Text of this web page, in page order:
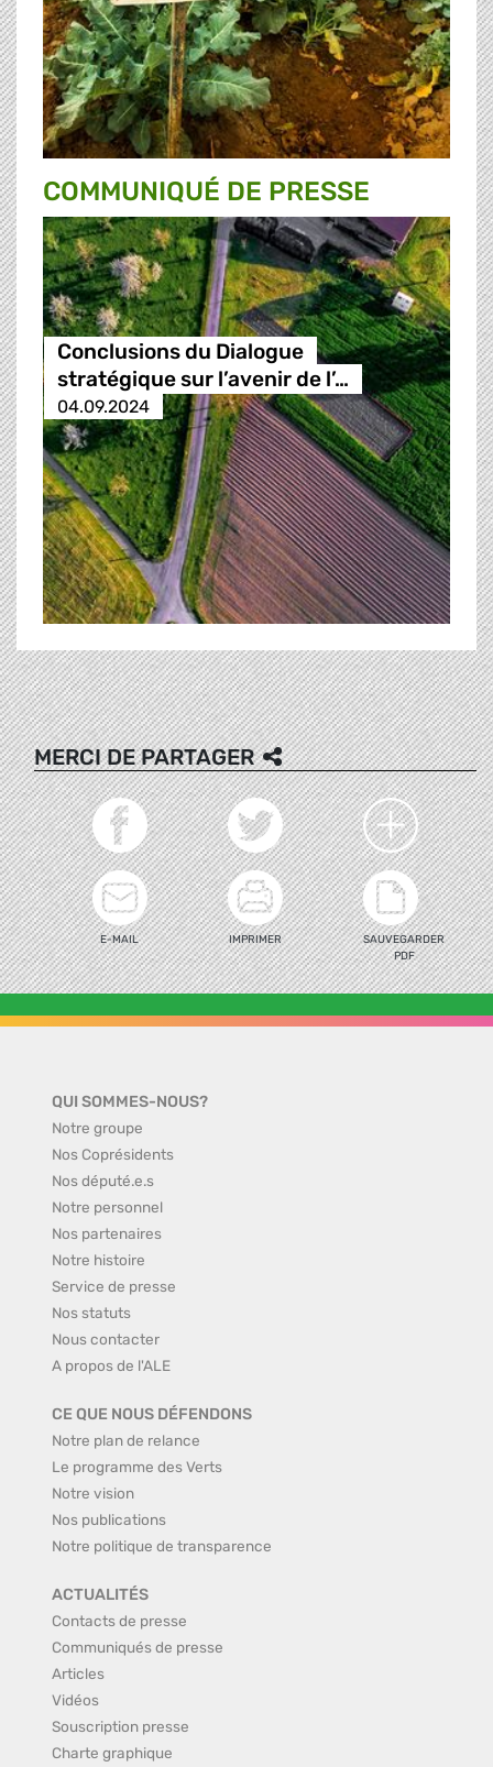
COMMUNIQUÉ DE PRESSE
Conclusions du Dialogue
stratégique sur l’avenir de l’…
04.09.2024
MERCI DE PARTAGER
E-MAIL IMPRIMER
SAUVEGARDER
PDF
QUI SOMMES-NOUS?
Notre groupe
Nos Coprésidents
Nos député.e.s
Notre personnel
Nos partenaires
Notre histoire
Service de presse
Nos statuts
Nous contacter
A propos de l'ALE
CE QUE NOUS DÉFENDONS
Notre plan de relance
Le programme des Verts
Notre vision
Nos publications
Notre politique de transparence
ACTUALITÉS
Contacts de presse
Communiqués de presse
Articles
Vidéos
Souscription presse
Charte graphique